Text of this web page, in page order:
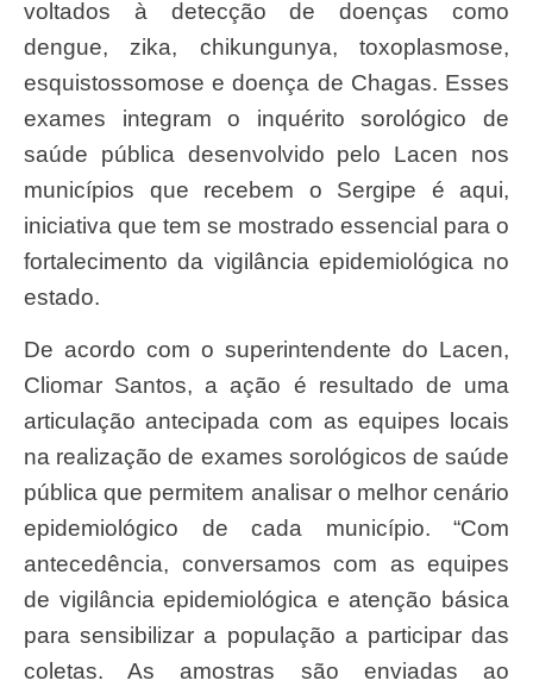
voltados à detecção de doenças como
dengue, zika, chikungunya, toxoplasmose,
esquistossomose e doença de Chagas. Esses
exames integram o inquérito sorológico de
saúde pública desenvolvido pelo Lacen nos
municípios que recebem o Sergipe é aqui,
iniciativa que tem se mostrado essencial para o
fortalecimento da vigilância epidemiológica no
estado.
De acordo com o superintendente do Lacen,
Cliomar Santos, a ação é resultado de uma
articulação antecipada com as equipes locais
na realização de exames sorológicos de saúde
pública que permitem analisar o melhor cenário
epidemiológico de cada município. “Com
antecedência, conversamos com as equipes
de vigilância epidemiológica e atenção básica
para sensibilizar a população a participar das
coletas. As amostras são enviadas ao